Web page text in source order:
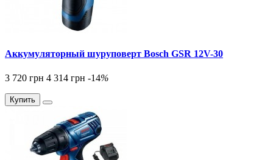
Аккумуляторный шуруповерт Bosch GSR 12V-30
3 720 грн 4 314 грн -14%
Купить